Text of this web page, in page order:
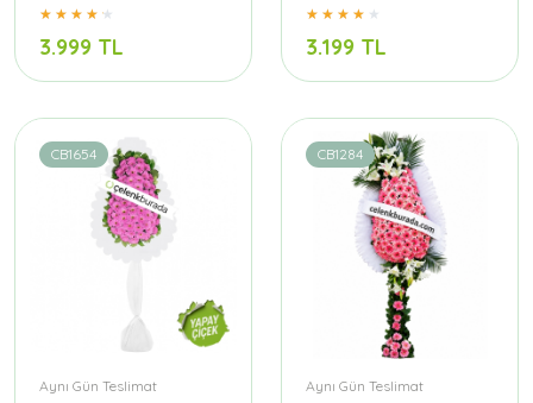
3.999 TL 3.199 TL
CB1654
Aynı Gün Teslimat
CB1284
Aynı Gün Teslimat